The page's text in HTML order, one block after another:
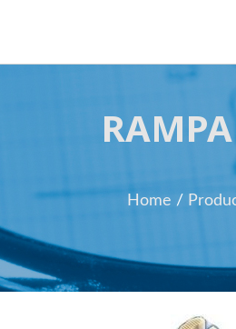
Home /